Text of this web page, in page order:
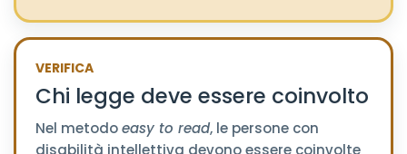
VERIFICA
Chi legge deve essere coinvolto
Nel metodoeasy to read, le persone con
disabilità intellettiva devono essere coinvolte